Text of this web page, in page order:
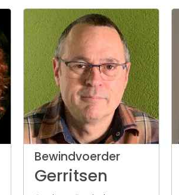
Bewindvoerder
Gerritsen